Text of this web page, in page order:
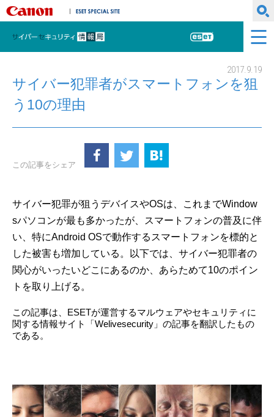
キヤノンマーケティングジャパン株式会社
サイバーセキュリティ情報局
ESET
2017.9.19
サイバー犯罪者がスマートフォンを狙
う10の理由
この記事をシェア
サイバー犯罪が狙うデバイスやOSは、これまでWindow
sパソコンが最も多かったが、スマートフォンの普及に伴
い、特にAndroid OSで動作するスマートフォンを標的と
した被害も増加している。以下では、サイバー犯罪者の
関心がいったいどこにあるのか、あらためて10のポイン
トを取り上げる。
この記事は、ESETが運営するマルウェアやセキュリティに
関する情報サイト「Welivesecurity」の記事を翻訳したもの
である。